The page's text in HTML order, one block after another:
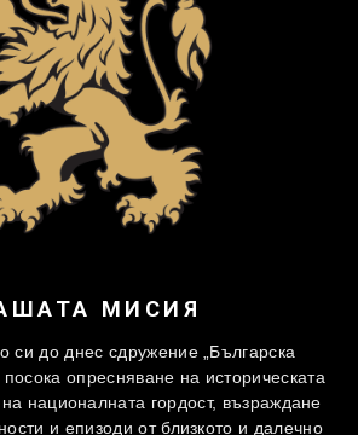
МИСИЯ
си до днес сдружение „Българска
опресняване на историческата
националната гордост, възраждане
и епизоди от близкото и далечно